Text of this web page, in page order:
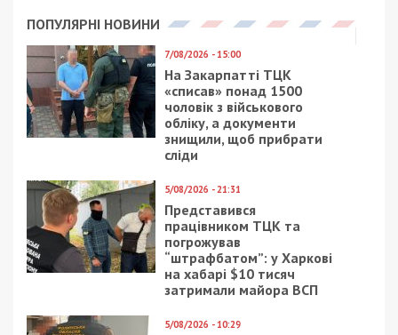
ПОПУЛЯРНІ НОВИНИ
7/08/2026 - 15:00
На Закарпатті ТЦК
«списав» понад 1500
чоловік з військового
обліку, а документи
знищили, щоб прибрати
сліди
5/08/2026 - 21:31
Представився
працівником ТЦК та
погрожував
“штрафбатом”: у Харкові
на хабарі $10 тисяч
затримали майора ВСП
5/08/2026 - 10:29